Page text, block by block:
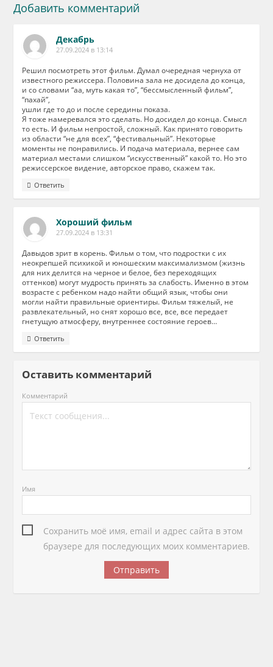
Добавить комментарий
Декабрь
27.09.2024 в 13:14
Решил посмотреть этот фильм. Думал очередная чернуха от
известного режиссера. Половина зала не досидела до конца,
и со словами “аа, муть какая то”, “бессмысленный фильм”,
“пахай”,
ушли где то до и после середины показа.
Я тоже намеревался это сделать. Но досидел до конца. Смысл
то есть. И фильм непростой, сложный. Как принято говорить
из области “не для всех”, “фестивальный”. Некоторые
моменты не понравились. И подача материала, вернее сам
материал местами слишком “искусственный” какой то. Но это
режиссерское видение, авторское право, скажем так.
Ответить
Хороший фильм
27.09.2024 в 13:31
Давыдов зрит в корень. Фильм о том, что подростки с их
неокрепшей психикой и юношеским максимализмом (жизнь
для них делится на черное и белое, без переходящих
оттенков) могут мудрость принять за слабость. Именно в этом
возрасте с ребенком надо найти общий язык, чтобы они
могли найти правильные ориентиры. Фильм тяжелый, не
развлекательный, но снят хорошо все, все, все передает
гнетущую атмосферу, внутреннее состояние героев…
Ответить
Оставить комментарий
Комментарий
Имя
Сохранить моё имя, email и адрес сайта в этом
браузере для последующих моих комментариев.